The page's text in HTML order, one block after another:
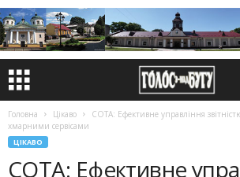
Головна Цікаво
СОТА: Ефективне управління
хмарними сервісами
ЦІКАВО
СОТА: Ефективне